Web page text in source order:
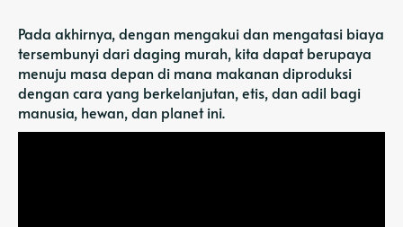
Pada akhirnya, dengan mengakui dan mengatasi biaya
tersembunyi dari daging murah, kita dapat berupaya
menuju masa depan di mana makanan diproduksi
dengan cara yang berkelanjutan, etis, dan adil bagi
manusia, hewan, dan planet ini.